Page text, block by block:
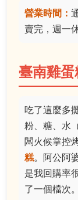
營業時間：
賣完，週一休
臺南雞
吃了這麼多
粉、糖、水
闆火候掌控
糕。阿公阿
是我回購率
了一個檔次